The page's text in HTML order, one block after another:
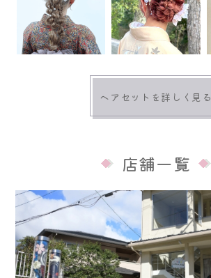
ヘアセットを詳しく見る
店舗一覧